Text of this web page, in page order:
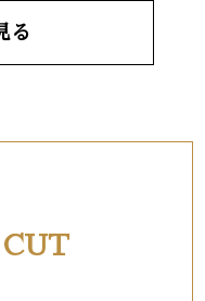
る